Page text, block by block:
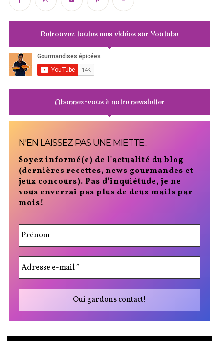
Retrouvez toutes mes vidéos sur Youtube
Abonnez-vous à notre newsletter
N'EN LAISSEZ PAS UNE MIETTE...
Soyez informé(e) de l'actualité du blog
(dernières recettes, news gourmandes et
jeux concours). Pas d'inquiétude, je ne
vous enverrai pas plus de deux mails par
mois!